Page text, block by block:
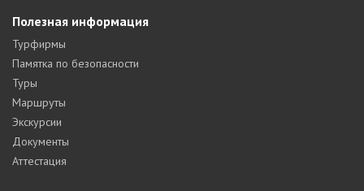
Полезная информация
Турфирмы
Памятка по безопасности
Туры
Маршруты
Экскурсии
Документы
Аттестация